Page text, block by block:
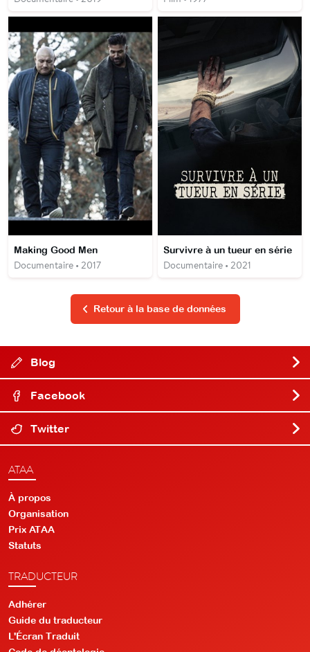
Making Good Men
Documentaire • 2017
Survivre à un tueur en série
Documentaire • 2021
Retour à la base de données
Blog
Facebook
Twitter
ATAA
À propos
Organisation
Prix ATAA
Statuts
TRADUCTEUR
Adhérer
Guide du traducteur
L'Écran Traduit